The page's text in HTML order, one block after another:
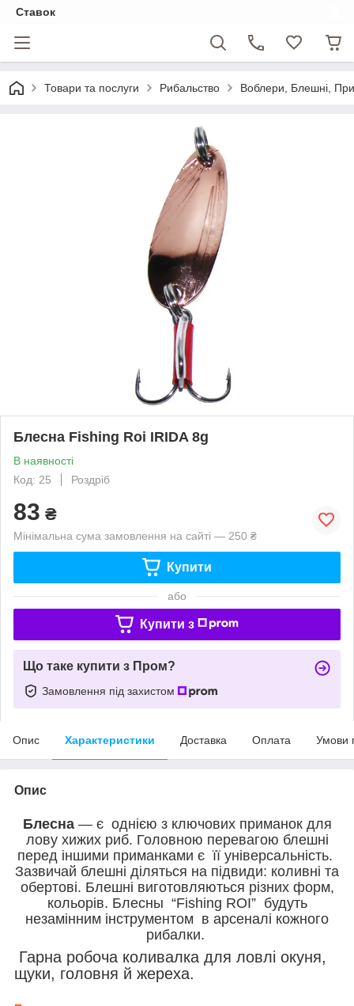
Ставок
Товари та послуги Рибальство Воблери, Блешні,
Блесна Fishing Roi IRIDA 8g
В наявності
Код: 25
Роздріб
83 ₴
Мінімальна сума замовлення на сайті — 250 ₴
Купити
або
Купити з
Що таке купити з Пром?
Замовлення під захистом
Опис Характеристики Доставка Оплата Умови
Опис
Блесна — є однією з ключових приманок для
лову хижих риб. Головною перевагою блешні
перед іншими приманками є її універсальність.
Зазвичай блешні діляться на підвиди: коливні та
обертові. Блешні виготовляються різних форм,
кольорів. Блесны “Fishing ROI” будуть
незамінним інструментом в арсеналі кожного
рибалки.
Гарна робоча коливалка для ловлі окуня,
щуки, головня й жереха.